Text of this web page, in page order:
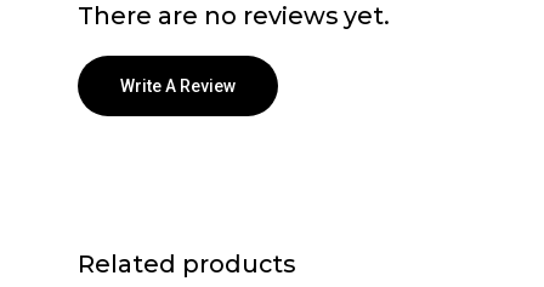
There are no reviews yet.
Write A Review
Related products